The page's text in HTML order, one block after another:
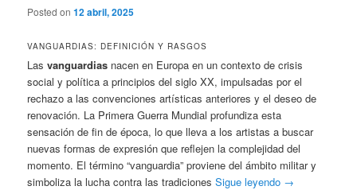
Posted on12 abril, 2025
VANGUARDIAS: DEFINICIÓN Y RASGOS
Lasvanguardias nacen en Europa en un contexto de crisis
social y política a principios del siglo XX, impulsadas por el
rechazo a las convenciones artísticas anteriores y el deseo de
renovación. La Primera Guerra Mundial profundiza esta
sensación de fin de época, lo que lleva a los artistas a buscar
nuevas formas de expresión que reflejen la complejidad del
momento. El término “vanguardia” proviene del ámbito militar y
simboliza la lucha contra las tradicionesSigue leyendo →